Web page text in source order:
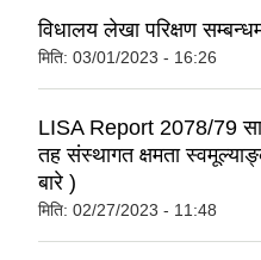
विधालय लेखा परिक्षण
मिति: 03/01/2023 - 16:26
LISA Report 2078/79
तह संस्थागत क्षमता
बारे )
मिति: 02/27/2023 - 11:48